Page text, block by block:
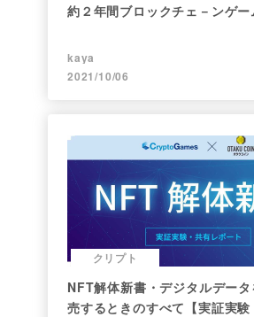
約２年間ブロックチェ－ンゲー
kaya
2021/10/06
クリプト
NFT解体新書・デジタルデー
売するときのすべて【実証実